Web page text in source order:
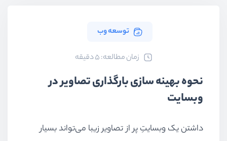
توسعه وب
ﺯﻣﺎﻥ ﻣﻄﺎﻟﻌﻪ: 5 دقیقه
نحوه بهینه سازی بارگذاری تصاویر در
وبسایت
داشتن یک وبسایتِ پر از تصاویر زیبا می‌تواند بسیار